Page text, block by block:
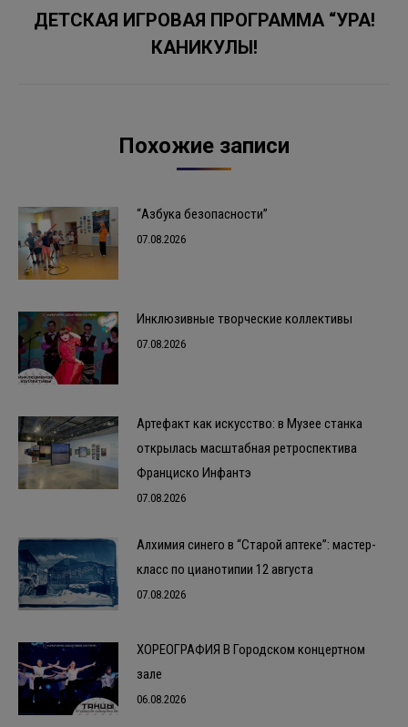
запись:
ДЕТСКАЯ ИГРОВАЯ ПРОГРАММА “УРА!
КАНИКУЛЫ!
Похожие записи
“Азбука безопасности”
07.08.2026
Инклюзивные творческие коллективы
07.08.2026
Артефакт как искусство: в Музее станка
открылась масштабная ретроспектива
Франциско Инфантэ
07.08.2026
Алхимия синего в “Старой аптеке”: мастер-
класс по цианотипии 12 августа
07.08.2026
ХОРЕОГРАФИЯ В Городском концертном
зале
06.08.2026